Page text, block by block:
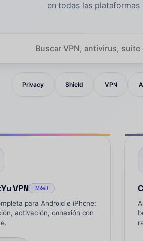
en todas las plataformas
Privacy Shield VPN
VPN Móvil
para Android e iPhone:
activación, conexión con